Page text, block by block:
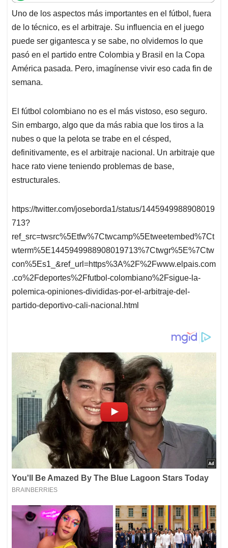
t
s
A
p
p
e
b
o
o
k
k
e
d
I
n
i
l
e
a
d
s
Uno de los aspectos más importantes en el fútbol, fuera
de lo técnico, es el arbitraje. Su influencia en el juego
puede ser gigantesca y se sabe, no olvidemos lo que
pasó en el partido entre Colombia y Brasil en la Copa
América pasada. Pero, imagínense vivir eso cada fin de
semana.
El fútbol colombiano no es el más vistoso, eso seguro.
Sin embargo, algo que da más rabia que los tiros a la
nubes o que la pelota se trabe en el césped,
definitivamente, es el arbitraje nacional. Un arbitraje que
hace rato viene teniendo problemas de base,
estructurales.
https://twitter.com/joseborda1/status/1445949988908019
713?
ref_src=twsrc%5Etfw%7Ctwcamp%5Etweetembed%7Ct
wterm%5E1445949988908019713%7Ctwgr%5E%7Ctw
con%5Es1_&ref_url=https%3A%2F%2Fwww.elpais.com
.co%2Fdeportes%2Ffutbol-colombiano%2Fsigue-la-
polemica-opiniones-divididas-por-el-arbitraje-del-
partido-deportivo-cali-nacional.html